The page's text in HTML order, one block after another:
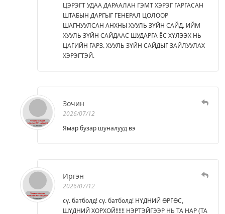
ЦЭРЭГТ УДАА ДАРААЛАН ГЭМТ ХЭРЭГ ГАРГАСАН
ШТАБЫН ДАРГЫГ ГЕНЕРАЛ ЦОЛООР
ШАГНУУЛСАН АНХНЫ ХУУЛЬ ЗҮЙН САЙД. ИЙМ
ХУУЛЬ ЗҮЙН САЙДААС ШУДАРГА ЁС ХҮЛЭЭХ НЬ
ЦАГИЙН ГАРЗ. ХУУЛЬ ЗҮЙН САЙДЫГ ЗАЙЛУУЛАХ
ХЭРЭГТЭЙ.
Зочин
2026/07/12
Ямар бузар шуналууд вэ
Иргэн
2026/07/12
сү. батболд! сү. батболд! НҮДНИЙ ӨРГӨС,
ШҮДНИЙ ХОРХОЙ!!!!!! НЭРТЭЙГЭЭР НЬ ТА НАР (ТА